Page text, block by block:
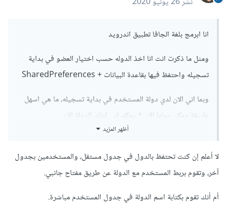
جافاسكربت نجد مكتبة
هذا التحويل.
انا ابرمج بلغة الجافا تطبيق اندرويد
ومثل ما ذكرت انت انا اخذ الدوله حسب اختيار العضو في بداية
تسجيله واحتفظ فيها بقاعدة البيانات + SharedPreferences
وبما اني الان لدي دولة المستخدم في بداية تسجيله، ما هي اسهل
طريقة ممكن عملها الان ؟ بحكم اني املك الدولة الان
أظهر المزيد
لا أعلم إن كنت تحتفظ بالدول في جدول مستقل، والمستخدمين بجدول
آخر، وتقوم بربط المستخدم مع الدولة عن طريق مفتاح جانبي.
أم أنك تقوم بكتابة اسم الدولة في جدول المستخدم مباشرة.